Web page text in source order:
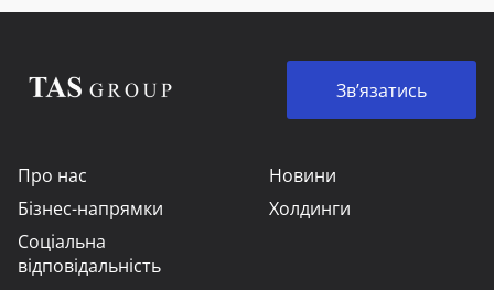
Зв’язатись
Про нас
Бізнес-напрямки
Соціальна
відповідальність
Новини
Холдинги